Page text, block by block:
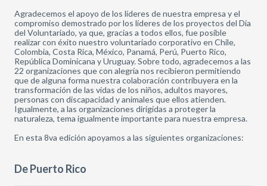
Agradecemos el apoyo de los líderes de nuestra empresa y el
compromiso demostrado por los líderes de los proyectos del Día
del Voluntariado, ya que, gracias a todos ellos, fue posible
realizar con éxito nuestro voluntariado corporativo en Chile,
Colombia, Costa Rica, México, Panamá, Perú, Puerto Rico,
República Dominicana y Uruguay. Sobre todo, agradecemos a las
22 organizaciones que con alegría nos recibieron permitiendo
que de alguna forma nuestra colaboración contribuyera en la
transformación de las vidas de los niños, adultos mayores,
personas con discapacidad y animales que ellos atienden.
Igualmente, a las organizaciones dirigidas a proteger la
naturaleza, tema igualmente importante para nuestra empresa.
En esta 8va edición apoyamos a las siguientes organizaciones:
De Puerto Rico